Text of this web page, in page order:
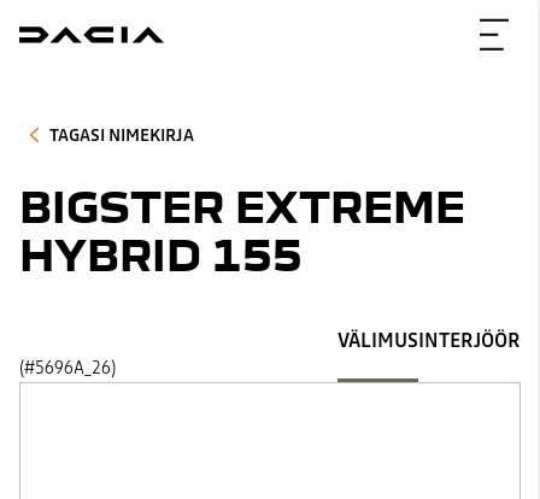
TAGASI NIMEKIRJA
BIGSTER EXTREME
HYBRID 155
(#5696A_26)
VÄLIMUSINTERJÖÖR